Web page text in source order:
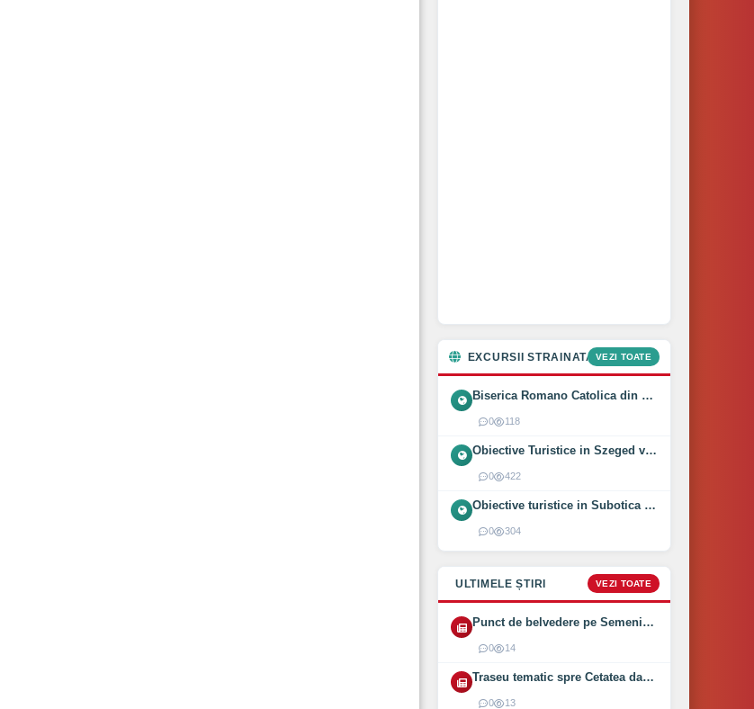
EXCURSII STRAINATATEVEZI TOATE
Biserica Romano Catolica din Óföldeák, Ungaria (2025)
0 118
Obiective Turistice in Szeged vizitate intr-o zi (2024)
0 422
Obiective turistice in Subotica vizitate intr-o zi (2024)
0 304
ULTIMELE ȘTIRI VEZI TOATE
Punct de belvedere pe Semenic inaugurat pe 1 August 2026
0 14
Traseu tematic spre Cetatea dacică Bănița deschis (2026)
0 13